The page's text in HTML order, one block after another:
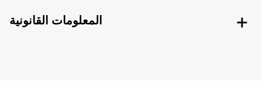
المعلومات القانونية